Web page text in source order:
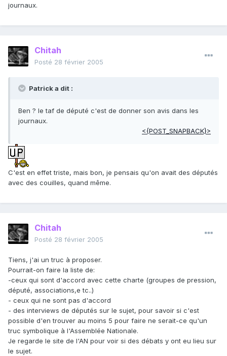
journaux.
Chitah
Posté 28 février 2005
Patrick a dit :
Ben ? le taf de député c'est de donner son avis dans les
journaux.
<{POST_SNAPBACK}>
C'est en effet triste, mais bon, je pensais qu'on avait des députés
avec des couilles, quand même.
Chitah
Posté 28 février 2005
Tiens, j'ai un truc à proposer.
Pourrait-on faire la liste de:
-ceux qui sont d'accord avec cette charte (groupes de pression,
député, associations,e tc..)
- ceux qui ne sont pas d'accord
- des interviews de députés sur le sujet, pour savoir si c'est
possible d'en trouver au moins 5 pour faire ne serait-ce qu'un
truc symbolique à l'Assemblée Nationale.
Je regarde le site de l'AN pour voir si des débats y ont eu lieu sur
le sujet.